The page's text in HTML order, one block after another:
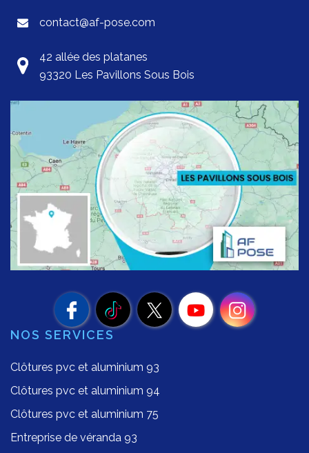
contact@af-pose.com
42 allée des platanes
93320 Les Pavillons Sous Bois
NOS SERVICES
Clôtures pvc et aluminium 93
Clôtures pvc et aluminium 94
Clôtures pvc et aluminium 75
Entreprise de véranda 93